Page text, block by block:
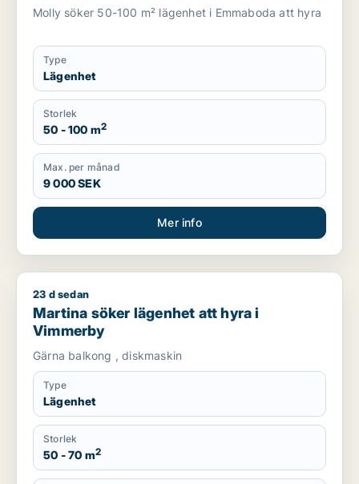
Molly söker 50-100 m² lägenhet i Emmaboda att hyra
Type
Lägenhet
Storlek
50 - 100 m2
Max. per månad
9 000 SEK
Mer info
Martina söker lägenhet att hyra i Vimmerby
23 d sedan
Martina söker lägenhet att hyra i
Vimmerby
Gärna balkong , diskmaskin
Type
Lägenhet
Storlek
50 - 70 m2